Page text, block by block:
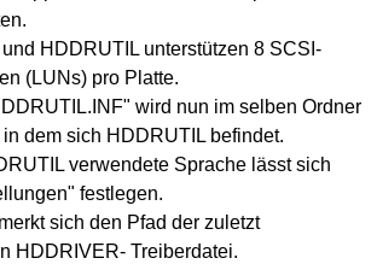
HDDRUTIL unterstützen 8 SCSI-
(LUNs) pro Platte.
wird nun im selben Ordner
dem sich HDDRUTIL befindet.
verwendete Sprache lässt sich
festlegen.
sich den Pfad der zuletzt
HDDRIVER- Treiberdatei.